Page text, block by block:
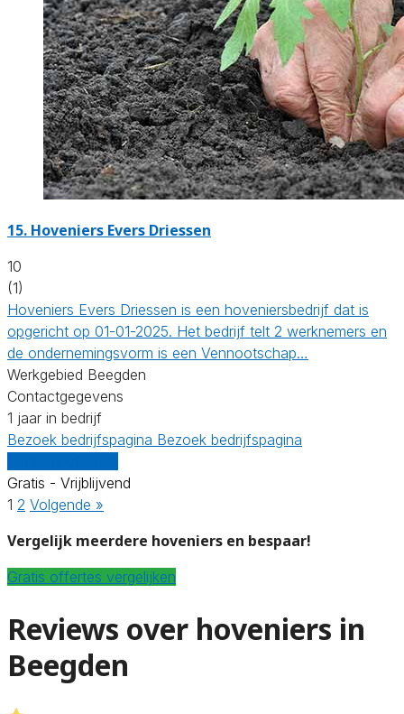
15. Hoveniers Evers Driessen
10
(1)
Hoveniers Evers Driessen is een hoveniersbedrijf dat is
opgericht op 01-01-2025. Het bedrijf telt 2 werknemers en
de ondernemingsvorm is een Vennootschap…
Werkgebied Beegden
Contactgegevens
1 jaar in bedrijf
Bezoek bedrijfspagina Bezoek bedrijfspagina
Gratis - Vrijblijvend
1 2 Volgende »
Vergelijk meerdere hoveniers en bespaar!
Gratis offertes vergelijken
Reviews over hoveniers in
Beegden